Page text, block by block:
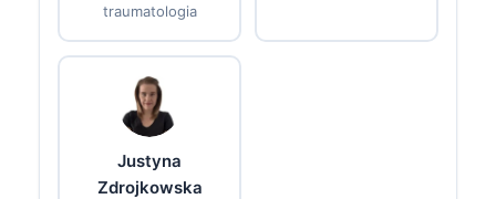
traumatologia
Justyna
Zdrojkowska